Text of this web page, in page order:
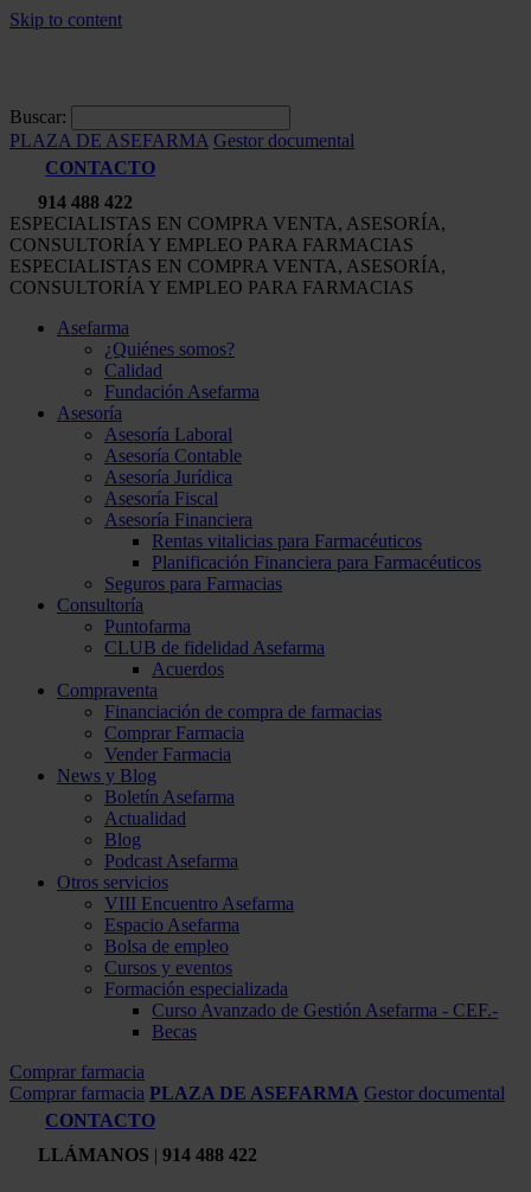
Skip to content
Buscar:
PLAZA DE ASEFARMA Gestor documental
CONTACTO
914 488 422
ESPECIALISTAS EN COMPRA VENTA, ASESORÍA,
CONSULTORÍA Y EMPLEO PARA FARMACIAS
ESPECIALISTAS EN COMPRA VENTA, ASESORÍA,
CONSULTORÍA Y EMPLEO PARA FARMACIAS
Asefarma
¿Quiénes somos?
Calidad
Fundación Asefarma
Asesoría
Asesoría Laboral
Asesoría Contable
Asesoría Jurídica
Asesoría Fiscal
Asesoría Financiera
Rentas vitalicias para Farmacéuticos
Planificación Financiera para Farmacéuticos
Seguros para Farmacias
Consultoría
Puntofarma
CLUB de fidelidad Asefarma
Acuerdos
Compraventa
Financiación de compra de farmacias
Comprar Farmacia
Vender Farmacia
News y Blog
Boletín Asefarma
Actualidad
Blog
Podcast Asefarma
Otros servicios
VIII Encuentro Asefarma
Espacio Asefarma
Bolsa de empleo
Cursos y eventos
Formación especializada
Curso Avanzado de Gestión Asefarma - CEF.-
Becas
Comprar farmacia
Comprar farmacia PLAZA DE ASEFARMA Gestor documental
CONTACTO
LLÁMANOS | 914 488 422